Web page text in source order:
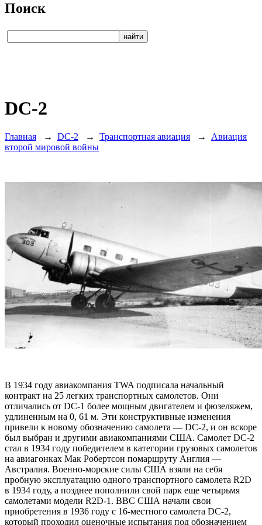
Поиск
DC-2
Главная → DC-2 → Транспортная авиация → Авиация
второй мировой войны
В 1934 году авиакомпания TWA подписала начальный
контракт на 25 легких транспортных самолетов. Они
отличались от DC-1 более мощным двигателем и фюзеляжем,
удлиненным на 0, 61 м. Эти конструктивные изменения
привели к новому обозначению самолета — DC-2, и он вскоре
был выбран и другими авиакомпаниями США. Самолет DC-2
стал в 1934 году победителем в категории грузовых самолетов
на авиагонках Мак Робертсон помаршруту Англия —
Австралия. Военно-морские силы США взяли на себя
пробную эксплуатацию одного транспортного самолета R2D
в 1934 году, а позднее пополнили свой парк еще четырьмя
самолетами модели R2D-1. ВВС США начали свои
приобретения в 1936 году с 16-местного самолета DC-2,
который проходил оценочные испытания под обозначением